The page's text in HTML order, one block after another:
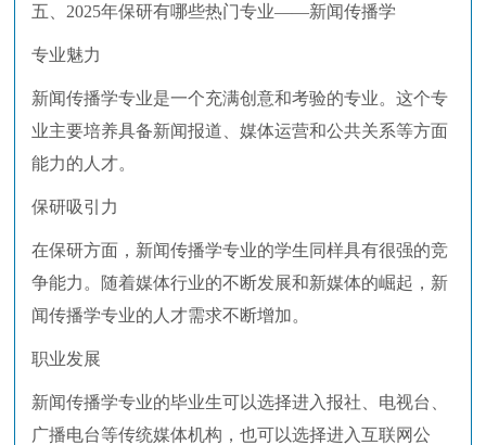
五、2025年保研有哪些热门专业——新闻传播学
专业魅力
新闻传播学专业是一个充满创意和考验的专业。这个专
业主要培养具备新闻报道、媒体运营和公共关系等方面
能力的人才。
保研吸引力
在保研方面，新闻传播学专业的学生同样具有很强的竞
争能力。随着媒体行业的不断发展和新媒体的崛起，新
闻传播学专业的人才需求不断增加。
职业发展
新闻传播学专业的毕业生可以选择进入报社、电视台、
广播电台等传统媒体机构，也可以选择进入互联网公